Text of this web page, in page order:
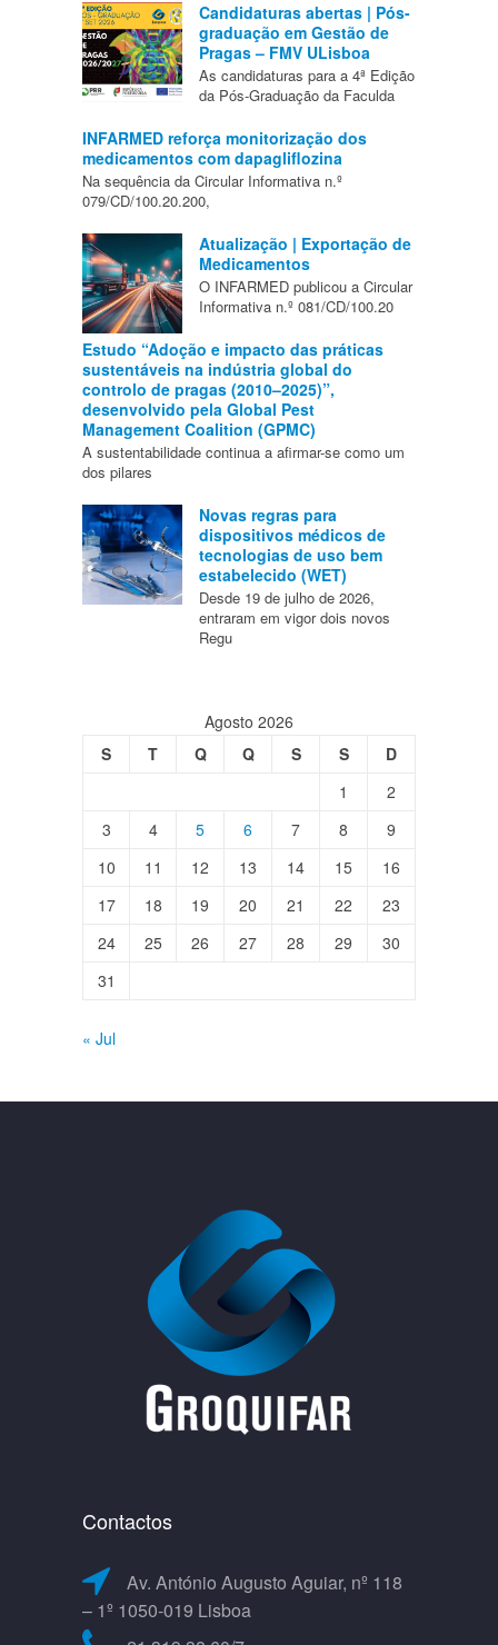
Candidaturas abertas | Pós-
graduação em Gestão de
Pragas – FMV ULisboa
As candidaturas para a 4ª Edição
da Pós-Graduação da Faculda
INFARMED reforça monitorização dos
medicamentos com dapagliflozina
Na sequência da Circular Informativa n.º
079/CD/100.20.200,
Atualização | Exportação de
Medicamentos
O INFARMED publicou a Circular
Informativa n.º 081/CD/100.20
Estudo “Adoção e impacto das práticas
sustentáveis na indústria global do
controlo de pragas (2010–2025)”,
desenvolvido pela Global Pest
Management Coalition (GPMC)
A sustentabilidade continua a afirmar-se como um
dos pilares
Novas regras para
dispositivos médicos de
tecnologias de uso bem
estabelecido (WET)
Desde 19 de julho de 2026,
entraram em vigor dois novos
Regu
Agosto 2026
S
T Q Q S S
D
1
2
3
4 5 6 7 8
9
10
11 12 13 14 15
16
17
18 19 20 21 22
23
24
25 26 27 28 29
30
31
« Jul
Contactos
Av. António Augusto Aguiar, nº 118
– 1º 1050-019 Lisboa